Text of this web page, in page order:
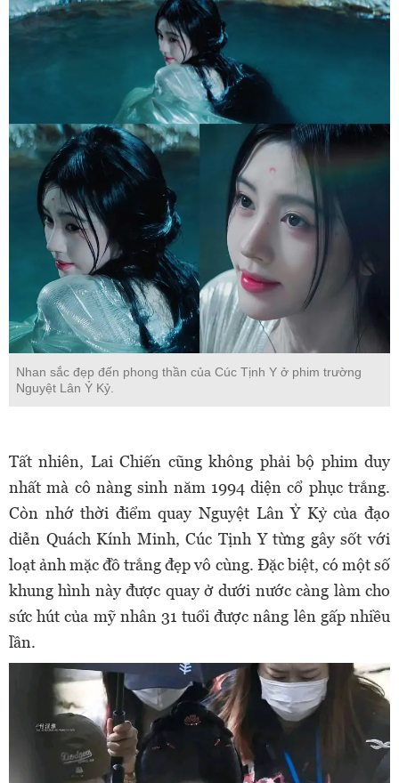
Nhan sắc đẹp đến phong thần của Cúc Tịnh Y ở phim trường
Nguyệt Lân Ỷ Kỷ.
Tất nhiên, Lai Chiến cũng không phải bộ phim duy
nhất mà cô nàng sinh năm 1994 diện cổ phục trắng.
Còn nhớ thời điểm quay Nguyệt Lân Ỷ Kỷ của đạo
diễn Quách Kính Minh, Cúc Tịnh Y từng gây sốt với
loạt ảnh mặc đồ trắng đẹp vô cùng. Đặc biệt, có một số
khung hình này được quay ở dưới nước càng làm cho
sức hút của mỹ nhân 31 tuổi được nâng lên gấp nhiều
lần.